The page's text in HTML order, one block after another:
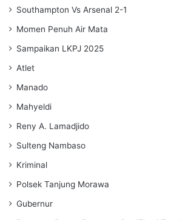
Southampton Vs Arsenal 2-1
Momen Penuh Air Mata
Sampaikan LKPJ 2025
Atlet
Manado
Mahyeldi
Reny A. Lamadjido
Sulteng Nambaso
Kriminal
Polsek Tanjung Morawa
Gubernur